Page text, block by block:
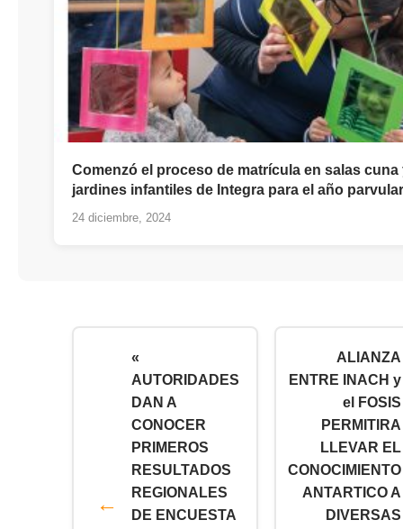
Comenzó el proceso de matrícula en salas cuna
jardines infantiles de Integra para el año
24 diciembre, 2024
«
AUTORIDADES
DAN A
CONOCER
PRIMEROS
RESULTADOS
REGIONALES
DE ENCUESTA
ALIANZA
ENTRE INACH y
el FOSIS
PERMITIRA
LLEVAR EL
CONOCIMIENTO
ANTARTICO A
DIVERSAS